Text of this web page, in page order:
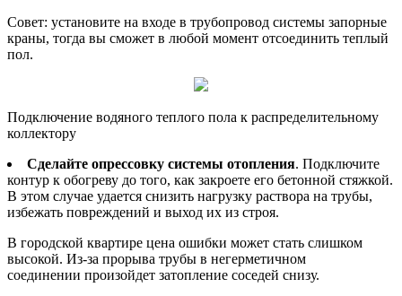
Совет: установите на входе в трубопровод системы запорные
краны, тогда вы сможет в любой момент отсоединить теплый
пол.
Подключение водяного теплого пола к распределительному
коллектору
Сделайте опрессовку системы отопления. Подключите
контур к обогреву до того, как закроете его бетонной стяжкой.
В этом случае удается снизить нагрузку раствора на трубы,
избежать повреждений и выход их из строя.
В городской квартире цена ошибки может стать слишком
высокой. Из-за прорыва трубы в негерметичном
соединении произойдет затопление соседей снизу.